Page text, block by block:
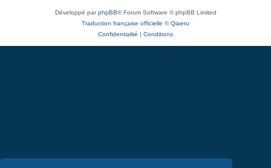
Développé parphpBB® Forum Software © phpBB Limited
Traduction française officielle ©Qiaeru
Confidentialité
Conditions